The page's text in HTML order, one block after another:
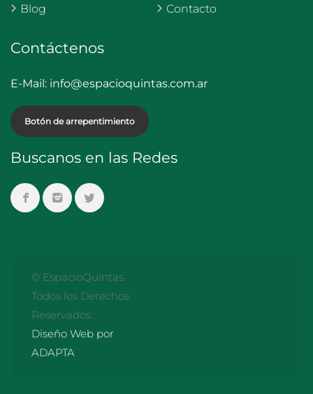
Blog
Contacto
Contáctenos
E-Mail: info@espacioquintas.com.ar
Botón de arrepentimiento
Buscanos en las Redes
© EspacioQuintas.
Todos los Derechos
Reservados.
Diseño Web por
ADAPTA